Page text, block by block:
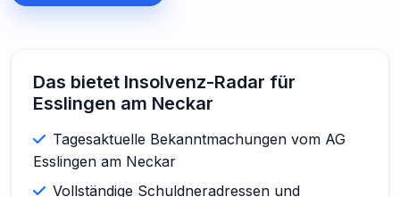
Das bietet Insolvenz-Radar für
Esslingen am Neckar
Tagesaktuelle Bekanntmachungen vom AG
Esslingen am Neckar
Vollständige Schuldneradressen und